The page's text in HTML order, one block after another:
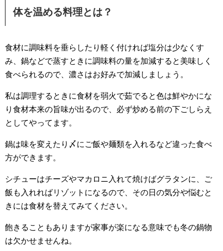
体を温める料理とは？
食材に調味料を垂らしたり軽く付ければ塩分は少なくす
み、鍋などで蒸すときに調味料の量を加減すると美味しく
食べられるので、濃さはお好みで加減しましょう。
私は調理するときに食材を弱火で茹でると色は鮮やかにな
り食材本来の旨味が出るので、必ず炒める前の下ごしらえ
としてやってます。
鍋は味を変えたり〆にご飯や麺類を入れるなど違った食べ
方ができます。
シチューはチーズやマカロニ入れて焼けばグラタンに、ご
飯も入れればリゾットになるので、その日の気分や悩むと
きには食材を替えてみてください。
飽きることもありますが家事が楽になる意味でも冬の鍋物
は欠かせませんね。